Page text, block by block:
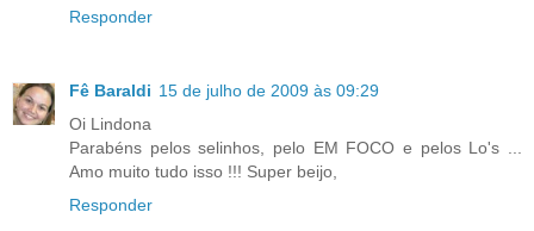
Responder
Fê Baraldi 15 de julho de 2009 às 09:29
Oi Lindona
Parabéns pelos selinhos, pelo EM FOCO e pelos Lo's ...
Amo muito tudo isso !!! Super beijo,
Responder